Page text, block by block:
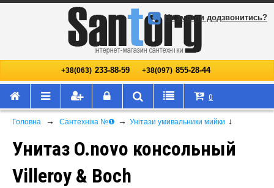
+38(063) 233-88-59 +38(097) 855-28-44
Не змогли додзвонитись?
0
Головна → Сантехніка №❶ → Унітази умивальники мийки ↓
Унитаз O.novo консольный
Villeroy & Boch